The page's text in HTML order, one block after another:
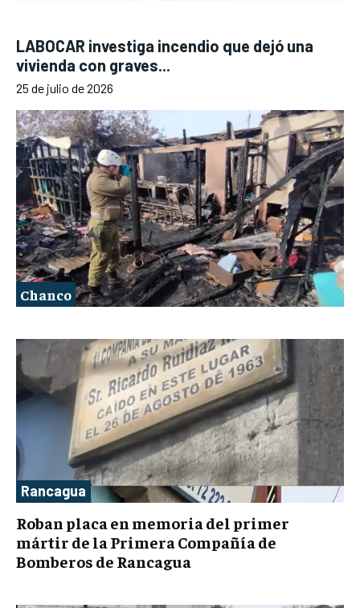
LABOCAR investiga incendio que dejó una
vivienda con graves...
25 de julio de 2026
Chanco
Rancagua
Roban placa en memoria del primer
mártir de la Primera Compañía de
Bomberos de Rancagua